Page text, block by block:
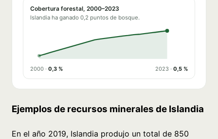
Cobertura forestal, 2000–2023
Islandia ha ganado 0,2 puntos de bosque.
2000 · 0,3 % 2023 · 0,5 %
Ejemplos de recursos minerales de Islandia
En el año 2019, Islandia produjo un total de 850